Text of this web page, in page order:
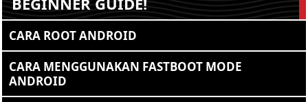
CARA ROOT ANDROID
CARA MENGGUNAKAN FASTBOOT MODE
ANDROID